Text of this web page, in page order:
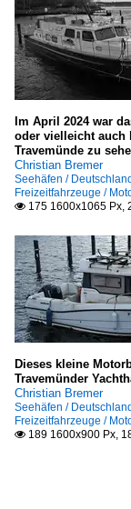
Im April 2024 war
oder vielleicht auch
Travemünde zu
Christian Bremer
Seehäfen /
Freizeitfahrzeuge /
 175 1600x1065 Px,
Dieses kleine
Travemünder
Christian Bremer
Seehäfen /
Freizeitfahrzeuge /
 189 1600x900 Px,